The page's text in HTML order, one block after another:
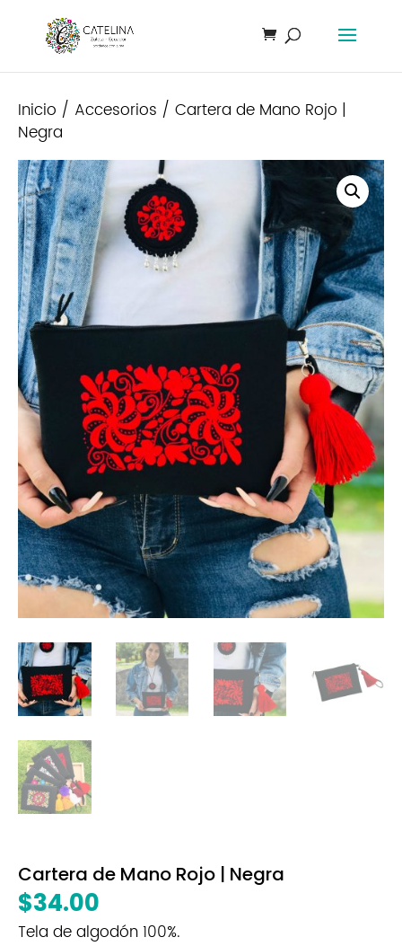
Inicio / Accesorios / Cartera de Mano Rojo |
Negra
Cartera de Mano Rojo | Negra
$34.00
Tela de algodón 100%.